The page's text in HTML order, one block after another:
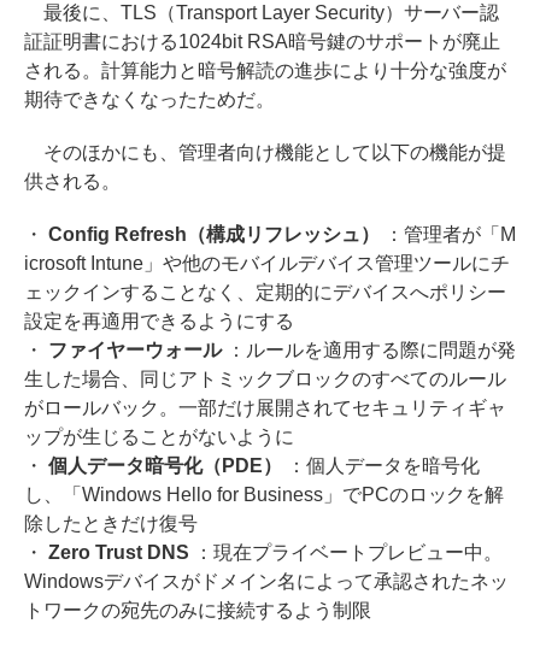
最後に、TLS（Transport Layer Security）サーバー認
証証明書における1024bit RSA暗号鍵のサポートが廃止
される。計算能力と暗号解読の進歩により十分な強度が
期待できなくなったためだ。
そのほかにも、管理者向け機能として以下の機能が提
供される。
・ Config Refresh（構成リフレッシュ）
：管理者が「M
icrosoft Intune」や他のモバイルデバイス管理ツールにチ
ェックインすることなく、定期的にデバイスへポリシー
設定を再適用できるようにする
・
ファイヤーウォール ：ルールを適用する際に問題が発
生した場合、同じアトミックブロックのすべてのルール
がロールバック。一部だけ展開されてセキュリティギャ
ップが生じることがないように
・ 個人データ暗号化（PDE）
：個人データを暗号化
し、「Windows Hello for Business」でPCのロックを解
除したときだけ復号
・ Zero Trust DNS
：現在プライベートプレビュー中。
Windowsデバイスがドメイン名によって承認されたネッ
トワークの宛先のみに接続するよう制限